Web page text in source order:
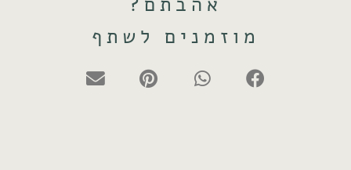
מוזמנים לשתף